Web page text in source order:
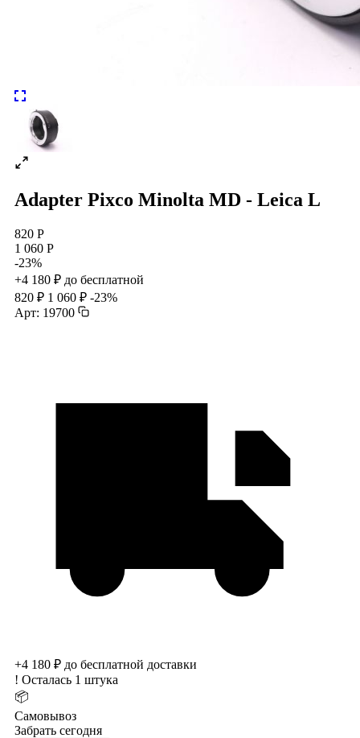
Adapter Pixco Minolta MD - Leica L
820 Р
1 060 Р
-23%
+4 180 ₽ до бесплатной
820 ₽ 1 060 ₽ -23%
Арт: 19700
+4 180 ₽ до бесплатной доставки
! Осталась 1 штука
📦
Самовывоз
Забрать сегодня